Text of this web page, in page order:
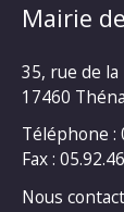
Mairie
35, rue de
17460
Téléphone :
Fax :
Nous